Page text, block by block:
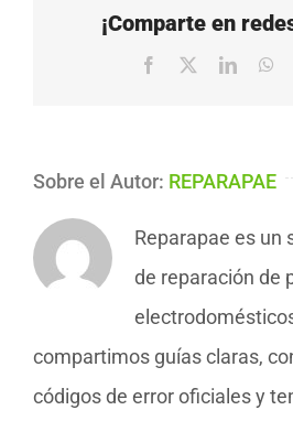
¡Comparte en
Facebook
Sobre el Autor: REPARAPAE
Reparapae es un
de reparación de
compartimos guías claras,
códigos de error oficiales y